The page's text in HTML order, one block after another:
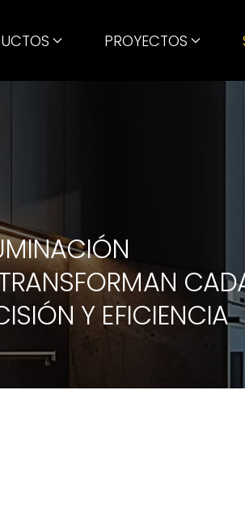
PROYECTOS
Y EFICIENCIA